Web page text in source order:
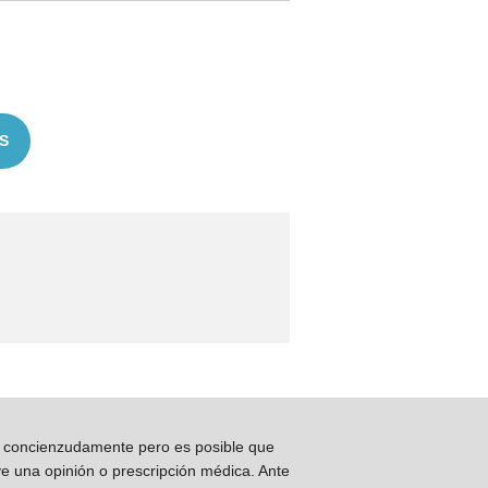
pero es posible que
una opinión o prescripción médica. Ante